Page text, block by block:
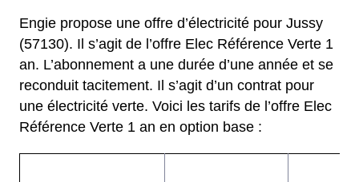
Engie propose une offre d’électricité pour Jussy
(57130). Il s’agit de l’offre Elec Référence Verte 1
an. L’abonnement a une durée d’une année et se
reconduit tacitement. Il s’agit d’un contrat pour
une électricité verte. Voici les tarifs de l’offre Elec
Référence Verte 1 an en option base :